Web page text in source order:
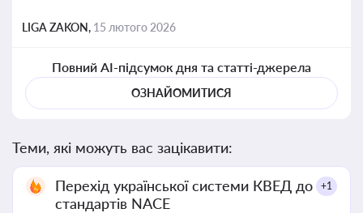
LIGA ZAKON, 15 лютого 2026
Повний AI-підсумок дня та статті-джерела
ОЗНАЙОМИТИСЯ
Теми, які можуть вас зацікавити:
Перехід української системи КВЕД до
стандартів NACE
+1